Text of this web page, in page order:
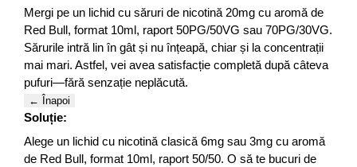
Mergi pe un lichid cu săruri de nicotină 20mg cu aromă de
Red Bull, format 10ml, raport 50PG/50VG sau 70PG/30VG.
Sărurile intră lin în gât și nu înțeapă, chiar și la concentrații
mai mari. Astfel, vei avea satisfacție completă după câteva
pufuri—fără senzație neplăcută.
← Înapoi
Soluție:
Alege un lichid cu nicotină clasică 6mg sau 3mg cu aromă
de Red Bull, format 10ml, raport 50/50. O să te bucuri de